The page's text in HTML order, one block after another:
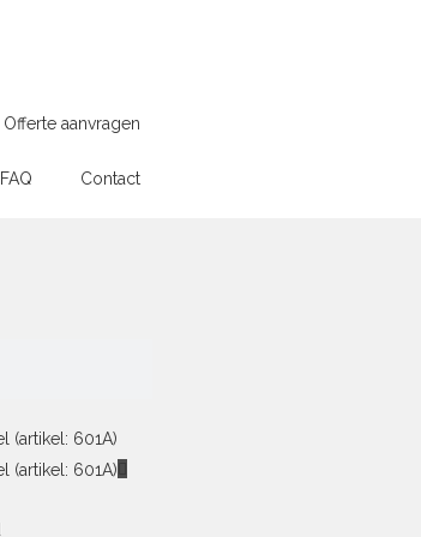
Offerte aanvragen
FAQ Contact